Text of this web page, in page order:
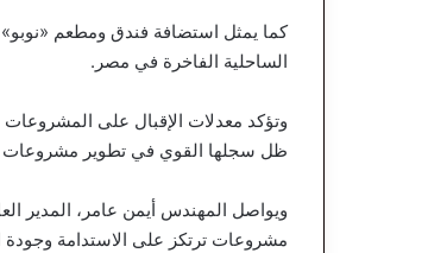
كما يمثل استضافة فندق ومطعم
الساحلية الفاخرة في مصر.
وتؤكد معدلات الإقبال على
ظل سجلها القوي في تطوير مشروعات
ويواصل المهندس أيمن عامر، المدير
مشروعات ترتكز على الاستدامة